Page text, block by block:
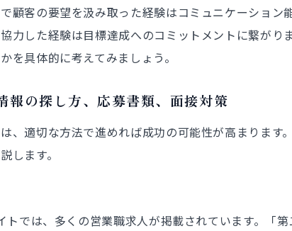
顧客の要望を汲み取った経験はコミュニケーション
力した経験は目標達成へのコミットメントに繋がり
を具体的に考えてみましょう。
報の探し方、応募書類、面接対策
、適切な方法で進めれば成功の可能性が高まります
します。
トでは、多くの営業職求人が掲載されています。「